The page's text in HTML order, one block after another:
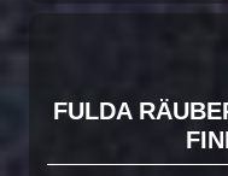
FULDA